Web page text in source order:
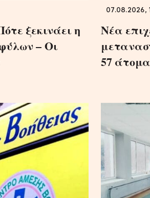
ξεκινάει η
– Οι
07.08.2026,
Νέα
57